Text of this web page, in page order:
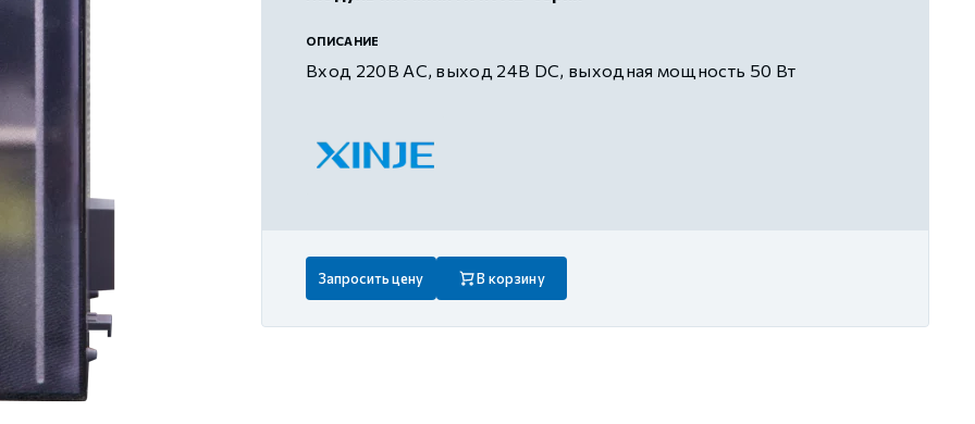
ОПИСАНИЕ
Вход 220В AC, выход 24В DC, выходная мощность 50 Вт
Запросить цену В корзину
с разомкнутым контуром)
контуром)